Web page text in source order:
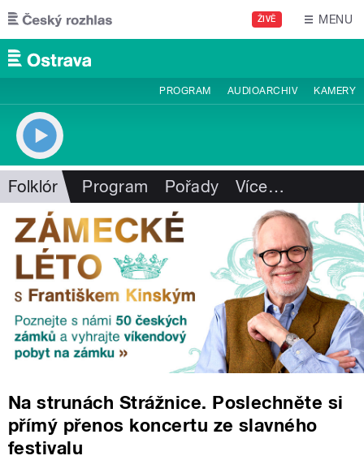
Přejít k hlavnímu obsahu
ŽIVĚ MENU
PROGRAM AUDIOARCHIV KAMERY
Folklór Program Pořady Více…
Na strunách Strážnice. Poslechněte si
přímý přenos koncertu ze slavného
festivalu